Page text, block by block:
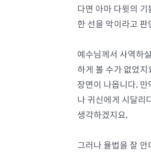
다면 아마 다윗의
한 선을 악이라고
예수님께서 사역하
하게 볼 수가 없었
장면이 나옵니다.
나 귀신에게 시달리
생각하겠지요.
그러나 율법을 잘